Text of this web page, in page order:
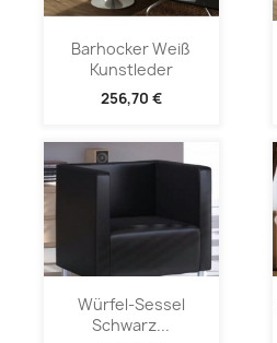
Barhocker Weiß
Kunstleder
256,70 €
Würfel-Sessel
Schwarz...